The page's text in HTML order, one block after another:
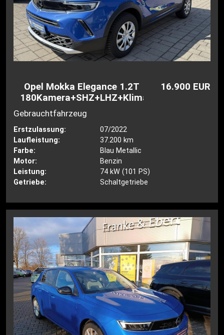
Opel Mokka Elegance 1.2T
180Kamera+SHZ+LHZ+Klimaautom
16.900 EUR
Gebrauchtfahrzeug
Erstzulassung:
07/2022
Laufleistung:
37.200 km
Farbe:
Blau Metallic
Motor:
Benzin
Leistung:
74 kW (101 PS)
Getriebe:
Schaltgetriebe